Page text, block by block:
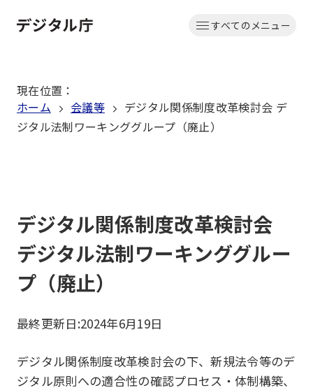
文
動
すべてのメニュー
現在位置 ：
ホーム
会議等
デジタル関係制度改革検討会 デ
ジタル法制ワーキンググループ（廃止）
デジタル関係制度改革検討会
デジタル法制ワーキンググルー
プ（廃止）
最終更新日:2024年6月19日
デジタル関係制度改革検討会の下、新規法令等のデ
ジタル原則への適合性の確認プロセス・体制構築、